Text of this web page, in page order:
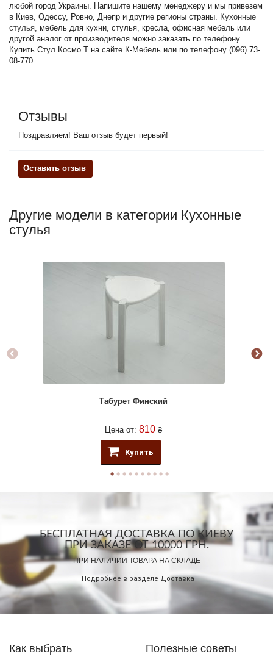
любой город Украины. Напишите нашему менеджеру и мы привезем
в Киев, Одессу, Ровно, Днепр и другие регионы страны. Кухонные
стулья, мебель для кухни, стулья, кресла, офисная мебель или
другой аналог от производителя можно заказать по телефону.
Купить Стул Космо Т на сайте К-Мебель или по телефону (096) 73-
08-770.
Отзывы
Поздравляем! Ваш отзыв будет первый!
Оставить отзыв
Другие модели в категории Кухонные
стулья
Табурет Финский
Цена от: 810 ₴
Купить
БЕСПЛАТНАЯ ДОСТАВКА ПО КИЕВУ
ПРИ ЗАКАЗЕ ОТ 10000 ГРН.
ПРИ НАЛИЧИИ ТОВАРА НА СКЛАДЕ
Подробнее в разделе Доставка
Как выбрать Полезные советы